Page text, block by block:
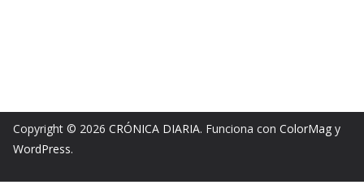
Copyright © 2026 CRÓNICA DIARIA. Funciona con ColorMag y
WordPress.